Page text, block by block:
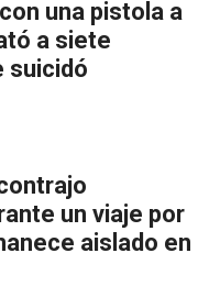
una pistola a
a siete
suicidó
un viaje por
aislado en